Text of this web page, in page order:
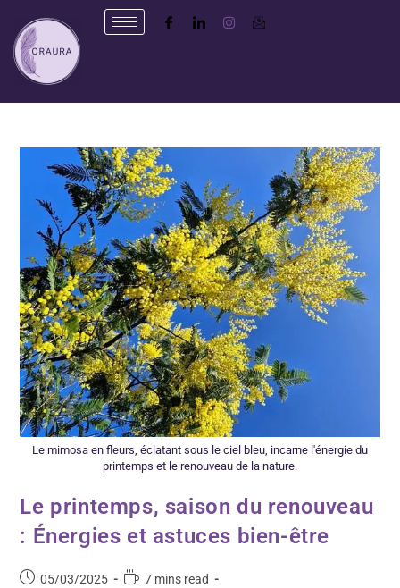
Le mimosa en fleurs, éclatant sous le ciel bleu, incarne l'énergie du
printemps et le renouveau de la nature.
Le printemps, saison du renouveau
: Énergies et astuces bien-être
05/03/2025
7 mins read